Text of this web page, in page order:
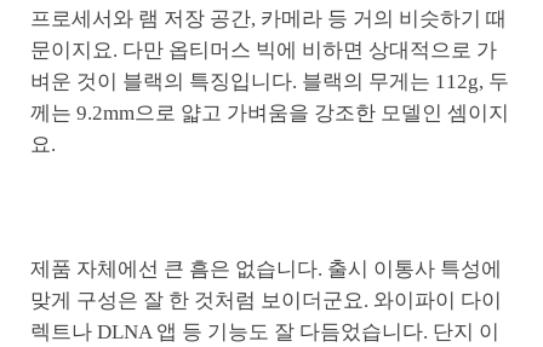
프로세서와 램 저장 공간, 카메라 등 거의 비슷하기 때
문이지요. 다만 옵티머스 빅에 비하면 상대적으로 가
벼운 것이 블랙의 특징입니다. 블랙의 무게는 112g, 두
께는 9.2mm으로 얇고 가벼움을 강조한 모델인 셈이지
요.
제품 자체에선 큰 흠은 없습니다. 출시 이통사 특성에
맞게 구성은 잘 한 것처럼 보이더군요. 와이파이 다이
렉트나 DLNA 앱 등 기능도 잘 다듬었습니다. 단지 이